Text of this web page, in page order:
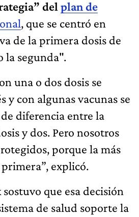
del plan de
, que se centró en
de la primera dosis de
la segunda".
una o dos dosis se
y con algunas vacunas se
diferencia entre la
y dos. Pero nosotros
porque la más
explicó.
que esa decisión
de salud soporte la